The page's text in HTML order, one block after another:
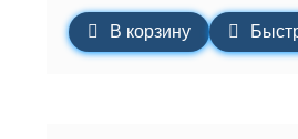
В корзину